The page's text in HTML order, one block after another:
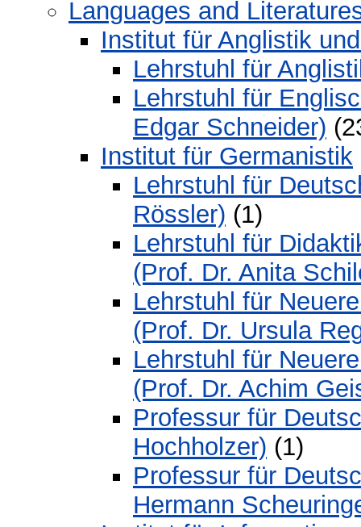
Languages and
Institut für Anglistik
Lehrstuhl für
Lehrstuhl für
Edgar Schneider)
Institut für Germanistik
Lehrstuhl für
Rössler) (1)
Lehrstuhl für
(Prof. Dr. Anita
Lehrstuhl für
(Prof. Dr. Ursula
Lehrstuhl für
(Prof. Dr. Achim
Professur für
Hochholzer) (1)
Professur für
Hermann